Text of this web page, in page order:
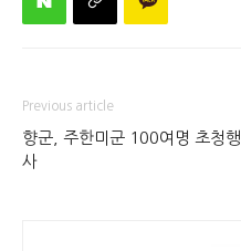
Previous article
향군, 주한미군 100여명 초청행
사